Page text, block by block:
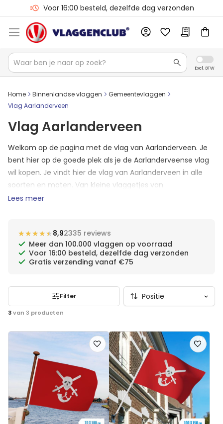
Voor 16:00 besteld, dezelfde dag verzonden
Home Binnenlandse vlaggen
Gemeentevlaggen
Vlag Aarlanderveen
Vlag Aarlanderveen
Welkom op de pagina met de vlag van Aarlanderveen. Je
bent hier op de goede plek als je de Aarlanderveense vlag
wil kopen. Je vindt hier de vlag van Aarlanderveen in alle
soorten en maten. Van kleine vlaggetjes van
Aarlanderveen tot aan wimpels. Mocht het zo zijn dat je
toevoegen aan de shop.
Lees meer
★★★★★
★★★★★8,92335 reviews
Meer dan 100.000 vlaggen op voorraad
Voor 16:00 besteld, dezelfde dag verzonden
Gratis verzending vanaf €75
3van 3 producten
Filter
Voeg
toe
verlanglijst
Voeg
toe
aan